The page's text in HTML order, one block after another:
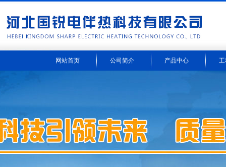
网站首页 公司简介 产品中心